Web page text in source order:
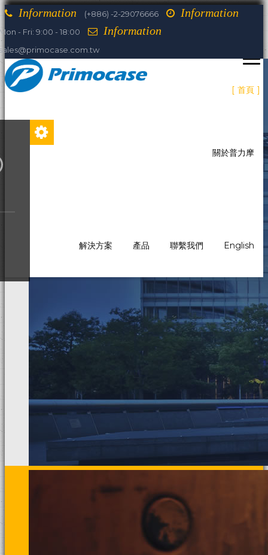
Information (+886) -2-29076666 Information
- Fri: 9:00 - 18:00 Information
首頁
關於普力摩
解決方案 產品 聯繫我們 English
專業可靠的監視器
夥伴